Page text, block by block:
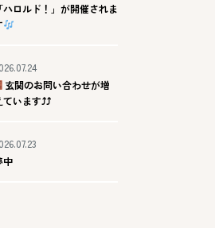
「ハロルド！」が開催されま
玄関のお問い合わせが増
ています⤴⤴
中